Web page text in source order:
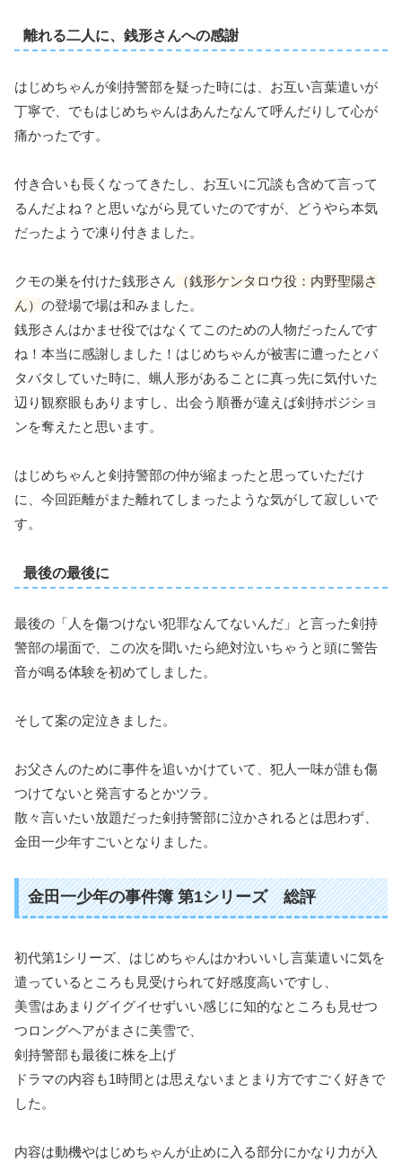
離れる二人に、銭形さんへの感謝
はじめちゃんが剣持警部を疑った時には、お互い言葉遣いが
丁寧で、でもはじめちゃんはあんたなんて呼んだりして心が
痛かったです。
付き合いも長くなってきたし、お互いに冗談も含めて言って
るんだよね？と思いながら見ていたのですが、どうやら本気
だったようで凍り付きました。
クモの巣を付けた銭形さん（銭形ケンタロウ役：内野聖陽さ
ん）の登場で場は和みました。
銭形さんはかませ役ではなくてこのための人物だったんです
ね！本当に感謝しました！はじめちゃんが被害に遭ったとバ
タバタしていた時に、蝋人形があることに真っ先に気付いた
辺り観察眼もありますし、出会う順番が違えば剣持ポジショ
ンを奪えたと思います。
はじめちゃんと剣持警部の仲が縮まったと思っていただけ
に、今回距離がまた離れてしまったような気がして寂しいで
す。
最後の最後に
最後の「人を傷つけない犯罪なんてないんだ」と言った剣持
警部の場面で、この次を聞いたら絶対泣いちゃうと頭に警告
音が鳴る体験を初めてしました。
そして案の定泣きました。
お父さんのために事件を追いかけていて、犯人一味が誰も傷
つけてないと発言するとかツラ。
散々言いたい放題だった剣持警部に泣かされるとは思わず、
金田一少年すごいとなりました。
金田一少年の事件簿 第1シリーズ 総評
初代第1シリーズ、はじめちゃんはかわいいし言葉遣いに気を
遣っているところも見受けられて好感度高いですし、
美雪はあまりグイグイせずいい感じに知的なところも見せつ
つロングヘアがまさに美雪で、
剣持警部も最後に株を上げ
ドラマの内容も1時間とは思えないまとまり方ですごく好きで
した。
内容は動機やはじめちゃんが止めに入る部分にかなり力が入